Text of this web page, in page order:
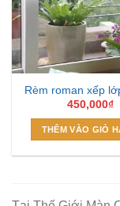
Rèm roman xếp
450,000₫
THÊM VÀO GIỎ